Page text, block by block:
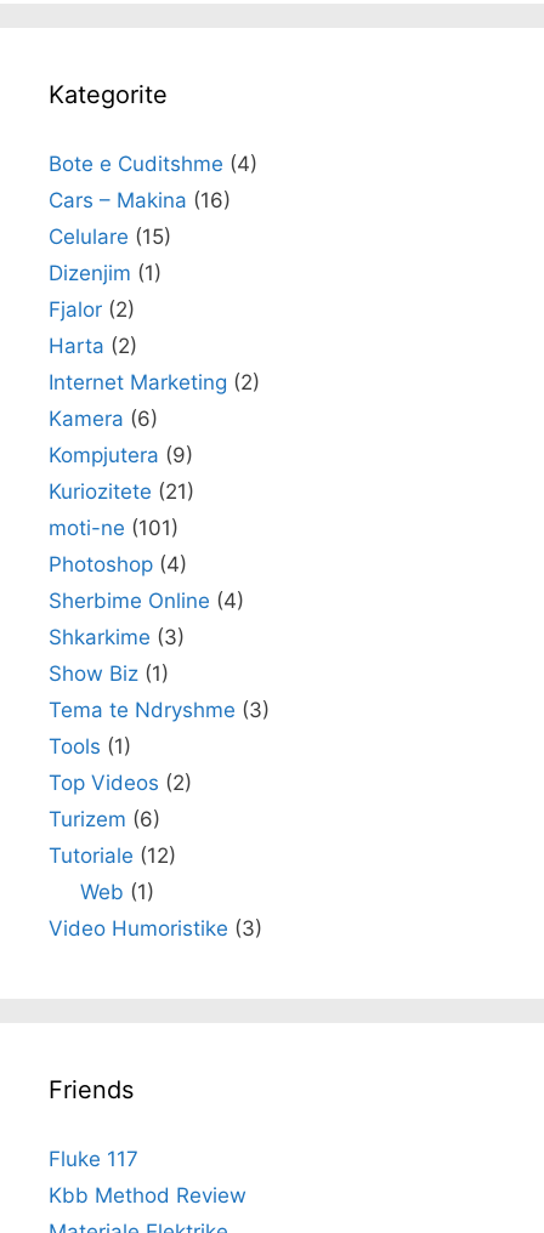
Kategorite
Bote e Cuditshme (4)
Cars – Makina (16)
Celulare (15)
Dizenjim (1)
Fjalor (2)
Harta (2)
Internet Marketing (2)
Kamera (6)
Kompjutera (9)
Kuriozitete (21)
moti-ne (101)
Photoshop (4)
Sherbime Online (4)
Shkarkime (3)
Show Biz (1)
Tema te Ndryshme (3)
Tools (1)
Top Videos (2)
Turizem (6)
Tutoriale (12)
Web (1)
Video Humoristike (3)
Friends
Fluke 117
Kbb Method Review